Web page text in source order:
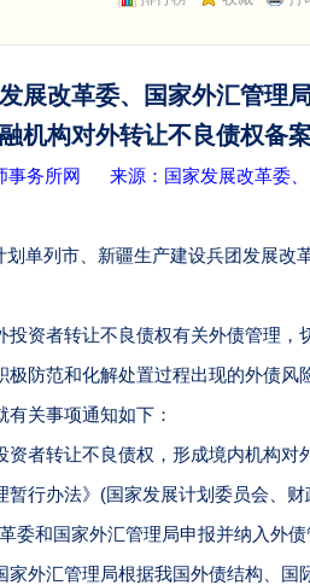
展改革委、国家外汇管理
机构对外转让不良债权备
事务所网 来源： 国家发展改革委
单列市、新疆生产建设兵团发展改
资者转让不良债权有关外债管理，
极防范和化解处置过程出现的外债风
关事项通知如下：
者转让不良债权，形成境内机构对
行办法》 (国家发展计划委员会、
委和国家外汇管理局申报并纳入外债
外汇管理局根据我国外债结构、国